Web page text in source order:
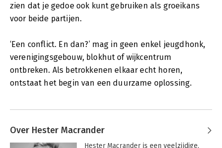
zien dat je gedoe ook kunt gebruiken als groeikans
voor beide partijen.
‘Een conflict. En dan?’ mag in geen enkel jeugdhonk,
verenigingsgebouw, blokhut of wijkcentrum
ontbreken. Als betrokkenen elkaar echt horen,
ontstaat het begin van een duurzame oplossing.
Over Hester Macrander
Hester Macrander is een veelzijdige,